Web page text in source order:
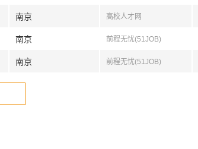
南京 高校人才网
南京 前程无忧(51JOB)
南京 前程无忧(51JOB)